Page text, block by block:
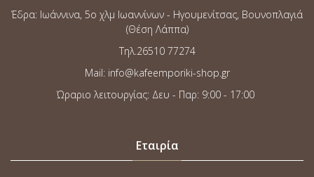
Έδρα: Ιωάννινα, 5o χλμ Ιωαννίνων - Ηγουμενίτσας, Βουνοπλαγιά
(Θέση Λάππα)
Τηλ.26510 77274
Mail: info@kafeemporiki-shop.gr
Ώραριο λειτουργίας: Δευ - Παρ: 9:00 - 17:00
Εταιρία